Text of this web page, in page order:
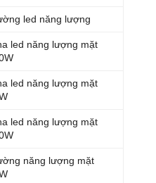
THẤM
NƯỚC, ÂM ĐẤT
KHUẨN
CỔNG
led năng lượng
led năng lượng mặt
led năng lượng mặt
led năng lượng mặt
năng lượng mặt